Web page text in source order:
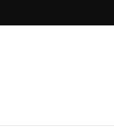
ッ